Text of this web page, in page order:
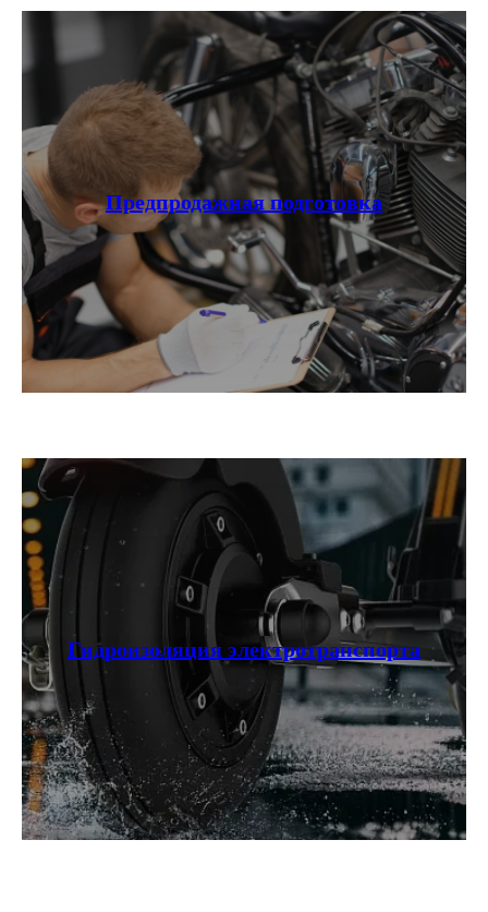
Предпродажная подготовка
Гидроизоляция электротранспорта